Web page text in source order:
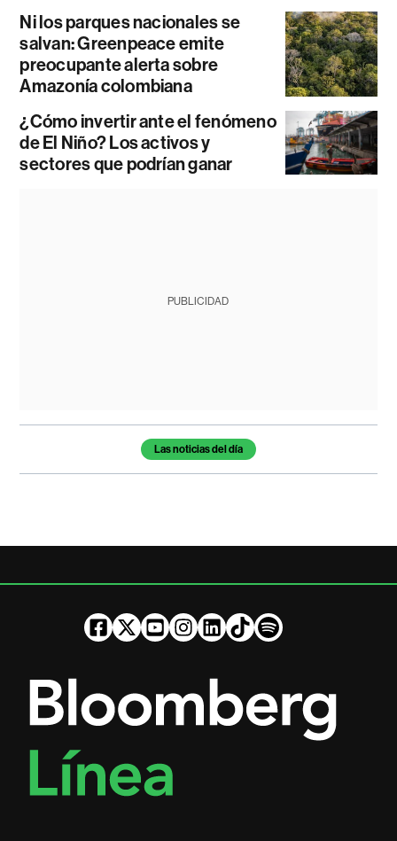
Ni los parques nacionales se
salvan: Greenpeace emite
preocupante alerta sobre
Amazonía colombiana
¿Cómo invertir ante el fenómeno
de El Niño? Los activos y
sectores que podrían ganar
PUBLICIDAD
Temas de este artículoLas noticias del día